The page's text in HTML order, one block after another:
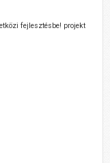
fejlesztésbe! projekt